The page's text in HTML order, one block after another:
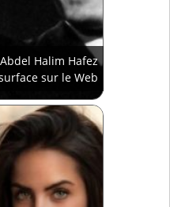
Halim Hafez
sur le Web